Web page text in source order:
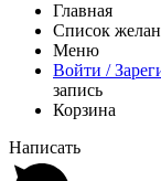
Главная
Список
Меню
Войти /
запись
Корзина
Написать